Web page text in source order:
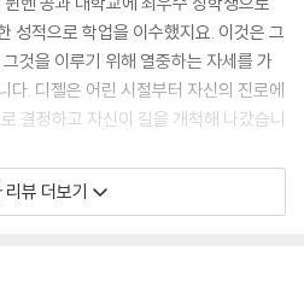
성적으로 학업을 이수했지요. 이것은 그
것을 이루기 위해 열중하는 자세를 가
다. 디젤은 어린 시절부터 자신의 진로에
결정하고 자신이 길을 개척해 나갔습니
평생 은사인 카를 폰 린데 교수를 만납
가 제빙기 개발을 맡게 되고, 그것을 개량
한한 가능성을 내다보았고, 이때부터
리뷰 더보기